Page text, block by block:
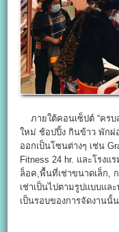
ภายใต้คอนเซ็ปต์ “ครบ
ใหม่ ช้อปปิ้ง กินข้าว พักผ่
ออกเป็นโซนต่างๆ เช่น
Fitness 24 hr. และโรงแ
ล็อค,พื้นที่เช่าขนาดเล็ก,
เช่าเป็นไปตามรูปแบบแ
เป็นรอบของการจัดงานนั้